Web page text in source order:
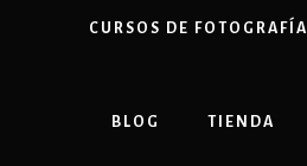
CURSOS DE FOTOGRAFÍA
BLOG TIENDA